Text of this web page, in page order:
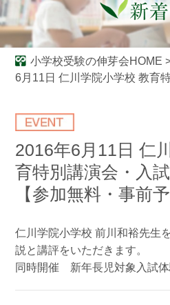
小学校受験の伸芽会HOME
6月11日 仁川学院小学校 教育
2016年6月11日 仁
育特別講演会・入
【参加無料・事前予
仁川学院小学校 前川和裕先生
説と講評をいただきます。
同時開催 新年長児対象入試